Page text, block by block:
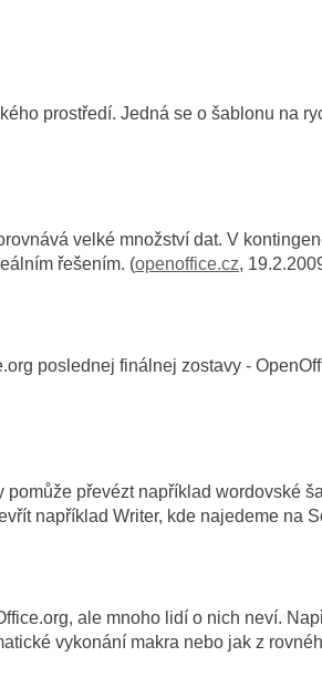
prostředí. Jedná se o šablonu na
velké množství dat. V
řešením. (openoffice.cz,
poslednej finálnej zostavy -
převézt například wordovské
například Writer, kde najedeme na
ale mnoho lidí o nich neví.
vykonání makra nebo jak z